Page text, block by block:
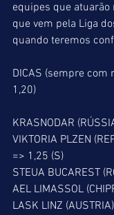
equipes que atuarão
que vem pela Liga
quando teremos
DICAS (sempre com
1,20)
KRASNODAR
VIKTORIA PLZEN
=> 1,25 (S)
STEUA BUCAREST
AEL LIMASSOL
LASK LINZ